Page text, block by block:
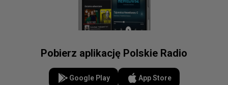
Pobierz aplikację Polskie Radio
Google Play App Store